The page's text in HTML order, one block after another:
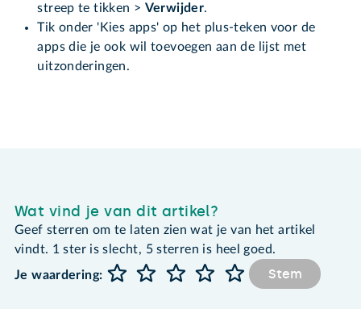
streep te tikken > Verwijder.
Tik onder 'Kies apps' op het plus-teken voor de
apps die je ook wil toevoegen aan de lijst met
uitzonderingen.
Wat vind je van dit artikel?
Geef sterren om te laten zien wat je van het artikel
vindt. 1 ster is slecht, 5 sterren is heel goed.
Je waardering:
Stem